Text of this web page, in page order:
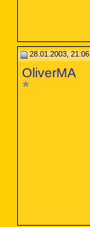
28.01.2003, 21:06
OliverMA